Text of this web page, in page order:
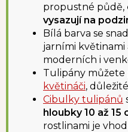
propustné půdě,
vysazují na
Bílá barva se
jarními
moderních i
Tulipány můžete
květináči,
Cibulky tulipánů
hloubky 10 až 15
rostlinami je